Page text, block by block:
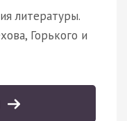
литературы.
Горького и